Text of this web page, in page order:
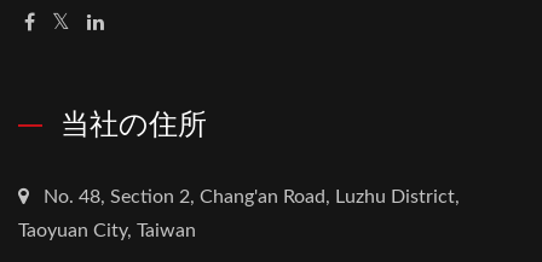
当社の住所
No. 48, Section 2, Chang'an Road, Luzhu District,
Taoyuan City, Taiwan